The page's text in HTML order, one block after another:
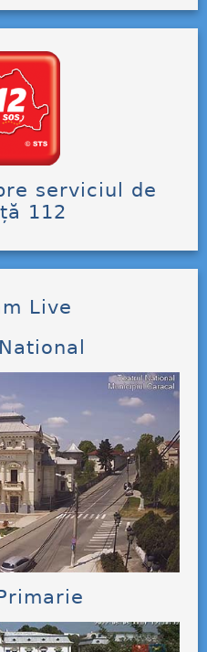
serviciul de
112
Live